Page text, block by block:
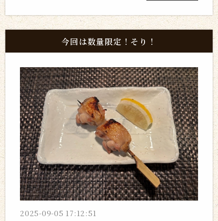
今回は数量限定！そり！
2025-09-05 17:12:51